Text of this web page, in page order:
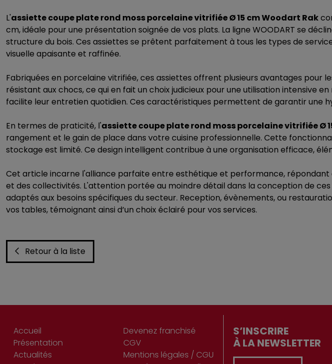
L'assiette coupe plate rond moss porcelaine vitrifiée Ø 15 cm Woodart Rak
cm, idéale pour une présentation soignée de vos plats. La ligne WOODART se
structure du bois. Ces assiettes se prêtent parfaitement à tous les types de
visuelle apaisante et raffinée.
Fabriquées en porcelaine vitrifiée, ces assiettes offrent plusieurs avantages pour
résistant aux chocs, ce qui en fait un choix judicieux pour une utilisation intensive
facilite leur entretien quotidien. Ces caractéristiques permettent de garantir une
En termes de praticité, l'assiette coupe plate rond moss porcelaine vitrifiée Ø
rangement et le gain de place dans votre cuisine professionnelle. Cette
stockage est limité. Ce design intelligent contribue à une organisation efficace,
Cet article incarne l'alliance parfaite entre esthétique et performance, répondant
et des collectivités. L'attention portée au moindre détail dans la conception de
adaptés aux besoins spécifiques du secteur. Reception, évènements, ou
vos tables, témoignant ainsi d’un choix éclairé pour vos services.
Retour à la liste
Accueil
Présentation
Actualités
Devenez franchisé
CGV
Mentions légales / CGU
S’INSCRIRE
À LA NEWSLETTER